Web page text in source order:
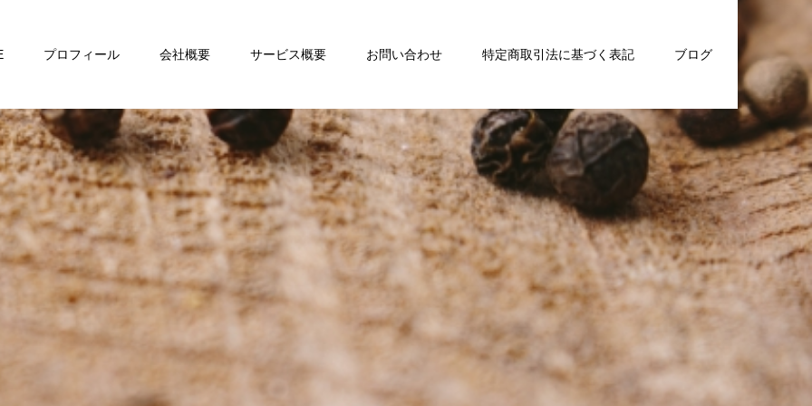
プロフィール 会社概要 サービス概要 お問い合わせ 特定商取引法に基づく表記 ブログ